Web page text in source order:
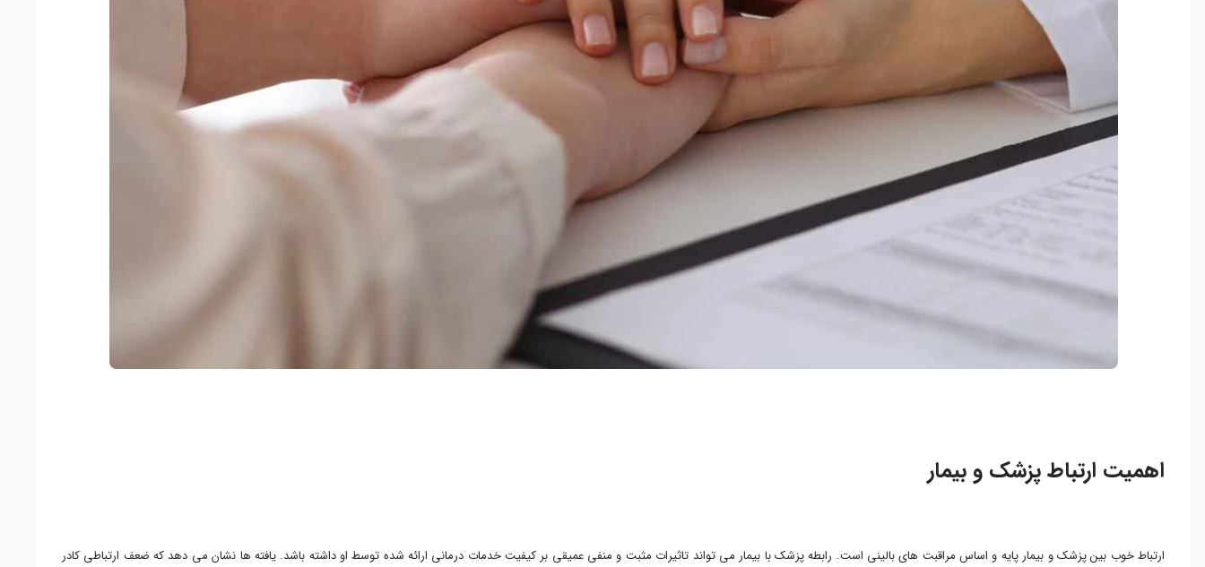
اهمیت ارتباط پزشک و بیمار
ارتباط خوب بین پزشک و بیمار پایه و اساس مراقبت های بالینی است. رابطه پزشک با بیمار می تواند تاثیرات مثبت و منفی عمیقی بر کیفیت خدمات درمانی ارائه شده توسط او داشته باشد. یافته ها نشان می دهد که ضعف ارتباطی کادر